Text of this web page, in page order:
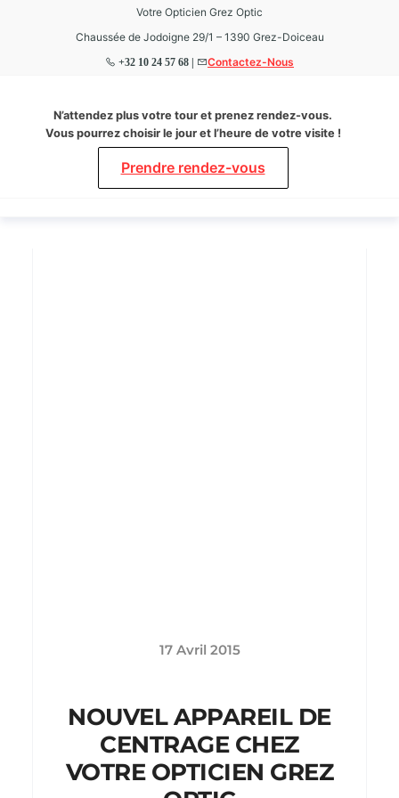
Votre Opticien Grez Optic
Chaussée de Jodoigne 29/1 – 1390 Grez-Doiceau
+32 10 24 57 68 | Contactez-Nous
Grez
Optic
Opticien
à Grez-
N’attendez plus votre tour et prenez rendez-vous.
Vous pourrez choisir le jour et l’heure de votre visite !
Prendre rendez-vous
17 Avril 2015
NOUVEL APPAREIL DE
CENTRAGE CHEZ
VOTRE OPTICIEN GREZ